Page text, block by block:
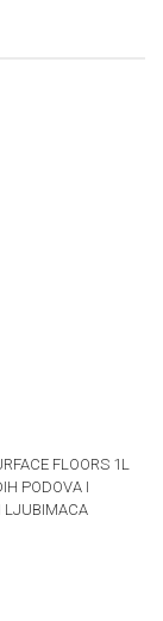
FLOORS 1L
PODOVA I
LJUBIMACA